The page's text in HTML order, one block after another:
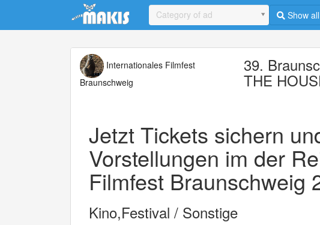
Update cookies preferences
Category of ad Show all
Internationales Filmfest
Braunschweig
39.
THE
Jetzt Tickets sichern
Vorstellungen im der
Filmfest Braunschweig
Kino,Festival / Sonstige